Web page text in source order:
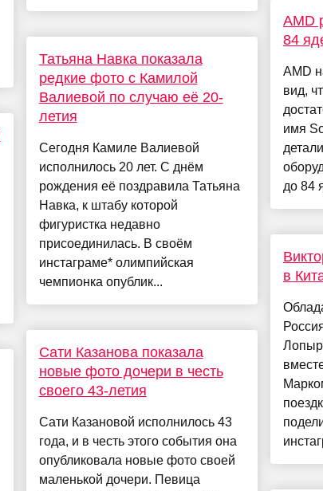
Татьяна Навка показала
редкие фото с Камилой
Валиевой по случаю её 20-
летия
Сегодня Камиле Валиевой
исполнилось 20 лет. С днём
рождения её поздравила Татьяна
Навка, к штабу которой
фигуристка недавно
присоединилась. В своём
инстаграме* олимпийская
чемпионка опублик...
Сати Казанова показала
новые фото дочери в честь
своего 43-летия
Сати Казановой исполнилось 43
года, и в честь этого события она
опубликовала новые фото своей
маленькой дочери. Певица
AMD
84
AMD
вид,
имя
до 84
в